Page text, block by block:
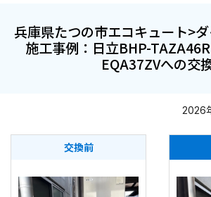
兵庫県たつの市エコキュート>
施工事例：日立BHP-
EQA37ZVへの交
2026
交換前